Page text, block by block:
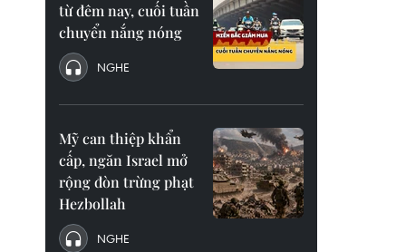
từ đêm nay, cuối tuần
chuyển nắng nóng
NGHE
Mỹ can thiệp khẩn
cấp, ngăn Israel mở
rộng đòn trừng phạt
Hezbollah
NGHE